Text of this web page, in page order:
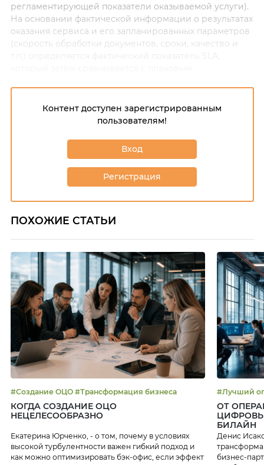
регламентирующей показатели оказываемой услуги).
На основании фактической информации о результатах
оказания сервиса и его запланированных параметров
(скорость обработки документов, сроки, качество и
Контент доступен зарегистрированным
пользователям!
Вход
Регистрация
ПОХОЖИЕ СТАТЬИ
#Создание ОЦО #Трансформация бизнеса
КОГДА СОЗДАНИЕ ОЦО
НЕЦЕЛЕСООБРАЗНО
Екатерина Юрченко, - о том, почему в условиях
высокой турбулентности важен гибкий подход и
как можно оптимизировать бэк-офис, если эффект
ОТ
БИЛАЙН
Денис
бизнес-